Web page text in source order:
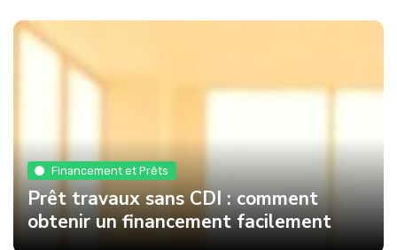
Financement et Prêts
Prêt travaux sans CDI : comment
obtenir un financement facilement